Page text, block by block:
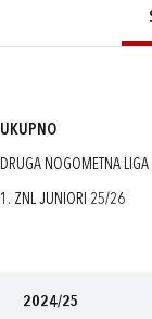
UKUPNO
DRUGA NOGOMETNA
1. ZNL JUNIORI 25/26
2024/25